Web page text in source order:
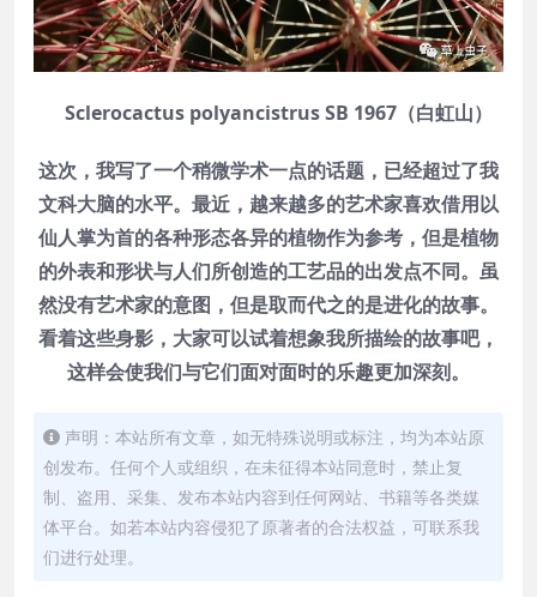
Sclerocactus polyancistrus SB 1967（白虹山）
这次，我写了一个稍微学术一点的话题，已经超过了我
文科大脑的水平。最近，越来越多的艺术家喜欢借用以
仙人掌为首的各种形态各异的植物作为参考，但是植物
的外表和形状与人们所创造的工艺品的出发点不同。虽
然没有艺术家的意图，但是取而代之的是进化的故事。
看着这些身影，大家可以试着想象我所描绘的故事吧，
这样会使我们与它们面对面时的乐趣更加深刻。
声明：本站所有文章，如无特殊说明或标注，均为本站原
创发布。任何个人或组织，在未征得本站同意时，禁止复
制、盗用、采集、发布本站内容到任何网站、书籍等各类媒
体平台。如若本站内容侵犯了原著者的合法权益，可联系我
们进行处理。